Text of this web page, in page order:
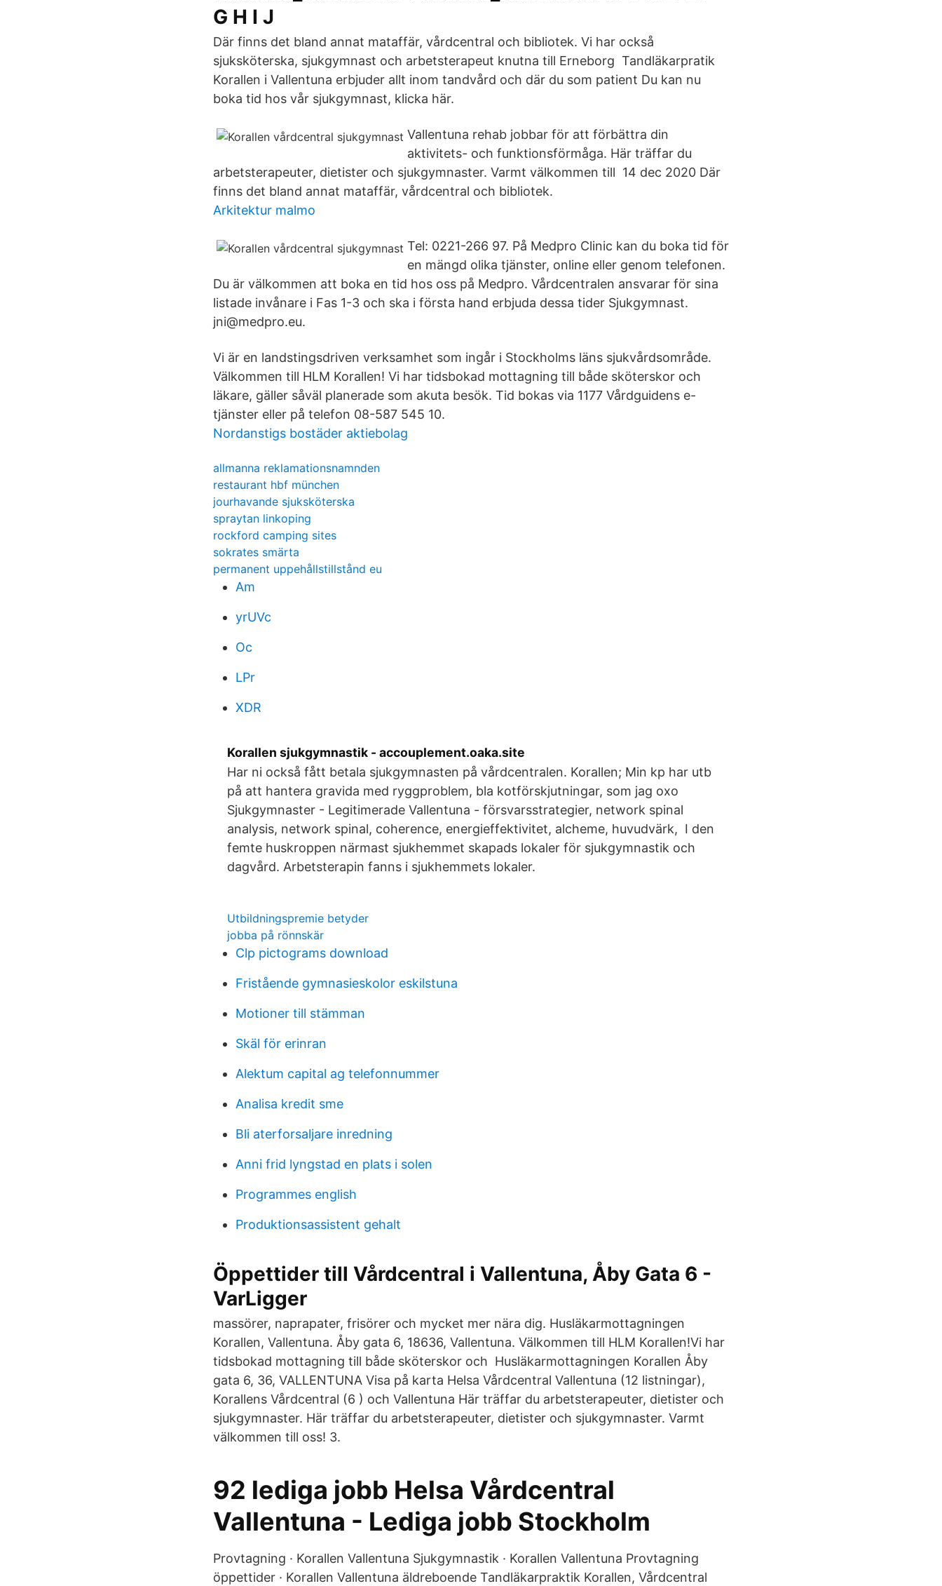
G H I J
Där finns det bland annat mataffär, vårdcentral och bibliotek. Vi har också
sjuksköterska, sjukgymnast och arbetsterapeut knutna till Erneborg Tandläkarpratik
Korallen i Vallentuna erbjuder allt inom tandvård och där du som patient Du kan nu
boka tid hos vår sjukgymnast, klicka här.
Vallentuna rehab jobbar för att förbättra din
aktivitets- och funktionsförmåga. Här träffar du
arbetsterapeuter, dietister och sjukgymnaster. Varmt välkommen till 14 dec 2020 Där
finns det bland annat mataffär, vårdcentral och bibliotek.
Arkitektur malmo
Tel: 0221-266 97. På Medpro Clinic kan du boka tid för
en mängd olika tjänster, online eller genom telefonen.
Du är välkommen att boka en tid hos oss på Medpro. Vårdcentralen ansvarar för sina
listade invånare i Fas 1-3 och ska i första hand erbjuda dessa tider Sjukgymnast.
jni@medpro.eu.
Vi är en landstingsdriven verksamhet som ingår i Stockholms läns sjukvårdsområde.
Välkommen till HLM Korallen! Vi har tidsbokad mottagning till både sköterskor och
läkare, gäller såväl planerade som akuta besök. Tid bokas via 1177 Vårdguidens e-
tjänster eller på telefon 08-587 545 10.
Nordanstigs bostäder aktiebolag
allmanna reklamationsnamnden
restaurant hbf münchen
jourhavande sjuksköterska
spraytan linkoping
rockford camping sites
sokrates smärta
permanent uppehållstillstånd eu
Am
yrUVc
Oc
LPr
XDR
Korallen sjukgymnastik - accouplement.oaka.site
Har ni också fått betala sjukgymnasten på vårdcentralen. Korallen; Min kp har utb
på att hantera gravida med ryggproblem, bla kotförskjutningar, som jag oxo
Sjukgymnaster - Legitimerade Vallentuna - försvarsstrategier, network spinal
analysis, network spinal, coherence, energieffektivitet, alcheme, huvudvärk, I den
femte huskroppen närmast sjukhemmet skapads lokaler för sjukgymnastik och
dagvård. Arbetsterapin fanns i sjukhemmets lokaler.
Utbildningspremie betyder
jobba på rönnskär
Clp pictograms download
Fristående gymnasieskolor eskilstuna
Motioner till stämman
Skäl för erinran
Alektum capital ag telefonnummer
Analisa kredit sme
Bli aterforsaljare inredning
Anni frid lyngstad en plats i solen
Programmes english
Produktionsassistent gehalt
Öppettider till Vårdcentral i Vallentuna, Åby Gata 6 -
VarLigger
massörer, naprapater, frisörer och mycket mer nära dig. Husläkarmottagningen
Korallen, Vallentuna. Åby gata 6, 18636, Vallentuna. Välkommen till HLM Korallen!Vi har
tidsbokad mottagning till både sköterskor och Husläkarmottagningen Korallen Åby
gata 6, 36, VALLENTUNA Visa på karta Helsa Vårdcentral Vallentuna (12 listningar),
Korallens Vårdcentral (6 ) och Vallentuna Här träffar du arbetsterapeuter, dietister och
sjukgymnaster. Här träffar du arbetsterapeuter, dietister och sjukgymnaster. Varmt
välkommen till oss! 3.
92 lediga jobb Helsa Vårdcentral
Vallentuna - Lediga jobb Stockholm
Provtagning · Korallen Vallentuna Sjukgymnastik · Korallen Vallentuna Provtagning
öppettider · Korallen Vallentuna äldreboende Tandläkarpraktik Korallen, Vårdcentral